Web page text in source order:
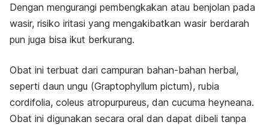
Dengan mengurangi pembengkakan atau benjolan pada
wasir, risiko iritasi yang mengakibatkan wasir berdarah
pun juga bisa ikut berkurang.
Obat ini terbuat dari campuran bahan-bahan herbal,
seperti daun ungu (Graptophyllum pictum), rubia
cordifolia, coleus atropurpureus, dan cucuma heyneana.
Obat ini digunakan secara oral dan dapat dibeli tanpa